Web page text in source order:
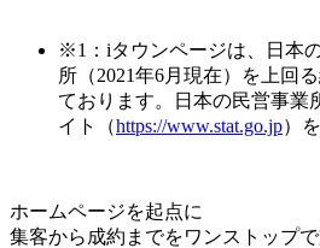
※1：iタウンページは、日本
所（2021年6月現在）を上回
ております。日本の民営事業
イト（https://www.stat.go.jp）
ホームページを起点に
集客から成約までをワンストップ